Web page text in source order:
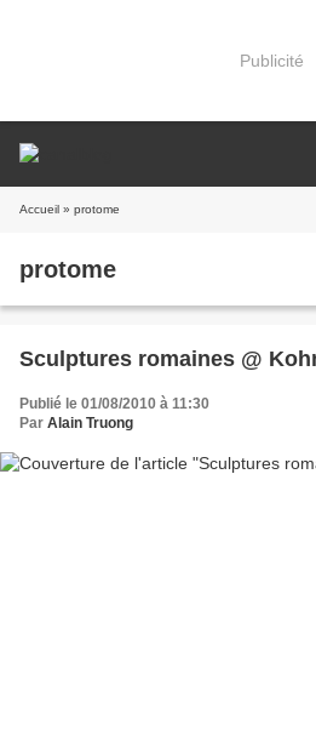
Publicité
Accueil » protome
protome
Sculptures romaines @
Publié le 01/08/2010 à 11:30
Par Alain Truong